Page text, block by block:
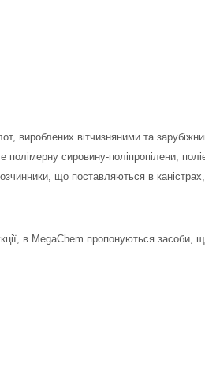
вироблених вітчизняними та
сировину-поліпропілени,
що поставляються в
в MegaChem пропонуються засоби,